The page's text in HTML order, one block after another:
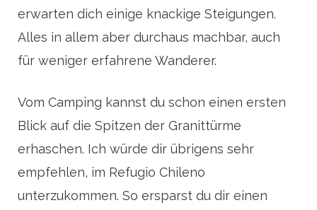
erwarten dich einige knackige Steigungen.
Alles in allem aber durchaus machbar, auch
für weniger erfahrene Wanderer.
Vom Camping kannst du schon einen ersten
Blick auf die Spitzen der Granittürme
erhaschen. Ich würde dir übrigens sehr
empfehlen, im Refugio Chileno
unterzukommen. So ersparst du dir einen